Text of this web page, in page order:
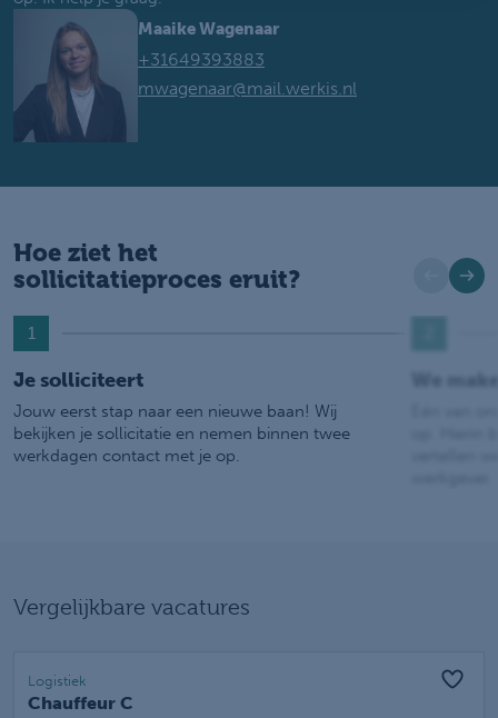
Maaike Wagenaar
+31649393883
mwagenaar@mail.werkis.nl
Hoe ziet het
sollicitatieproces eruit?
1
Je solliciteert
Jouw eerst stap naar een nieuwe baan! Wij
bekijken je sollicitatie en nemen binnen twee
werkdagen contact met je op.
We
Vergelijkbare vacatures
Logistiek
Chauffeur C